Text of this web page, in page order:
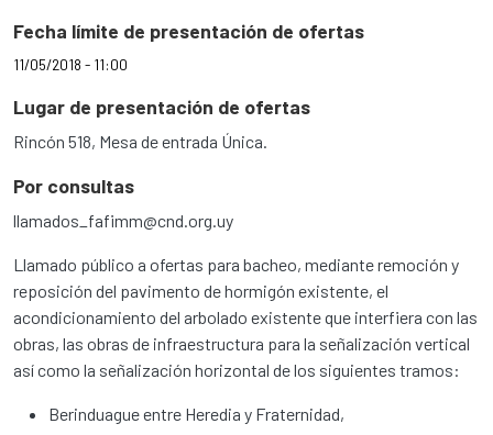
Fecha límite de presentación de ofertas
11/05/2018 - 11:00
Lugar de presentación de ofertas
Rincón 518, Mesa de entrada Única.
Por consultas
llamados_fafimm@cnd.org.uy
Llamado público a ofertas para bacheo, mediante remoción y
reposición del pavimento de hormigón existente, el
acondicionamiento del arbolado existente que interfiera con las
obras, las obras de infraestructura para la señalización vertical
así como la señalización horizontal de los siguientes tramos:
Berinduague entre Heredia y Fraternidad,